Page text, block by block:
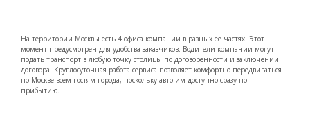
На территории Москвы есть 4 офиса компании в разных ее частях. Этот
момент предусмотрен для удобства заказчиков. Водители компании могут
подать транспорт в любую точку столицы по договоренности и заключении
договора. Круглосуточная работа сервиса позволяет комфортно передвигаться
по Москве всем гостям города, поскольку авто им доступно сразу по
прибытию.